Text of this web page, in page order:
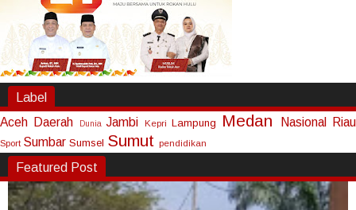
Label
Aceh Daerah Dunia Jambi Kepri Lampung Medan Nasional Riau
Sport Sumbar Sumsel Sumut pendidikan
Featured Post